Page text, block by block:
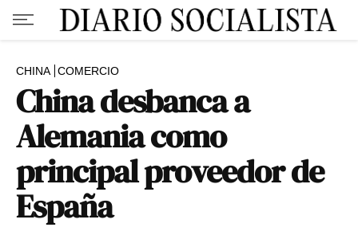
CHINA COMERCIO
China desbanca a
Alemania como
principal proveedor de
España